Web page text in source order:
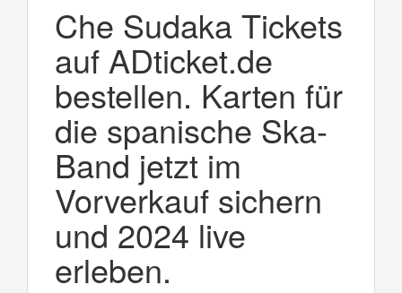
Che Sudaka Tickets
auf ADticket.de
bestellen. Karten für
die spanische Ska-
Band jetzt im
Vorverkauf sichern
und 2024 live
erleben.